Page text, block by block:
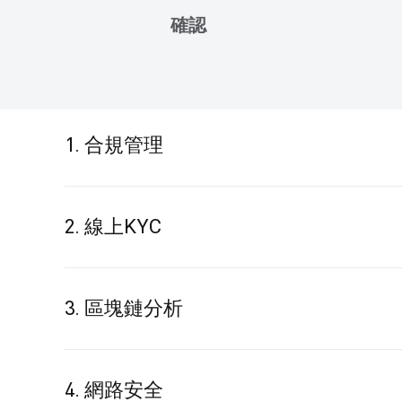
確認
1. 合規管理
風險是指可能來自組織內部的風險，例如內部員工未
2. 線上KYC
效率對我們的客戶盡職調查 (CDD) 至關重要。 為了
別和自動交叉配對，從而防止冒充的風險。 因此，
3. 區塊鏈分析
*高風險客戶包括但不限於：
4. 網路安全